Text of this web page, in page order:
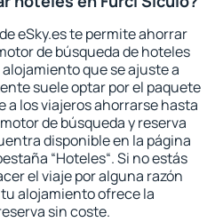
eSky.es te permite ahorrar
de búsqueda de hoteles
que se ajuste a
suele optar por el paquete
a los viajeros ahorrarse hasta
de búsqueda y reserva
disponible en la página
“Hoteles“. Si no estás
el viaje por alguna razón
alojamiento ofrece la
sin coste.